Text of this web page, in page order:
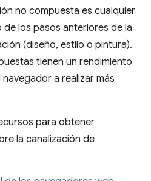
no compuesta es cualquier
los pasos anteriores de la
(diseño, estilo o pintura).
tienen un rendimiento
a realizar más
para obtener
la canalización de